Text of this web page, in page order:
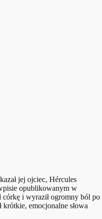
jej ojciec, Hércules
opublikowanym w
córkę i wyraził ogromny ból po
krótkie, emocjonalne słowa